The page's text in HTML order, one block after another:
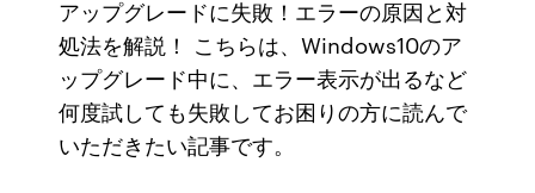
アップグレードに失敗！エラーの原因と対
処法を解説！ こちらは、Windows10のア
ップグレード中に、エラー表示が出るなど
何度試しても失敗してお困りの方に読んで
いただきたい記事です。